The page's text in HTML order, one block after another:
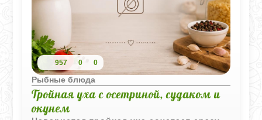
957 0 0
Рыбные блюда
Тройная уха с осетриной, судаком и
окунем